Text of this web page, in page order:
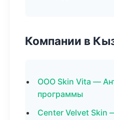
Компании в
ООО Skin Vita —
программы
Center Velvet Skin